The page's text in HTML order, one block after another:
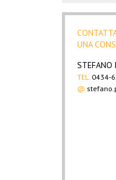
UNA
STEFANO
TEL. 0434-
@